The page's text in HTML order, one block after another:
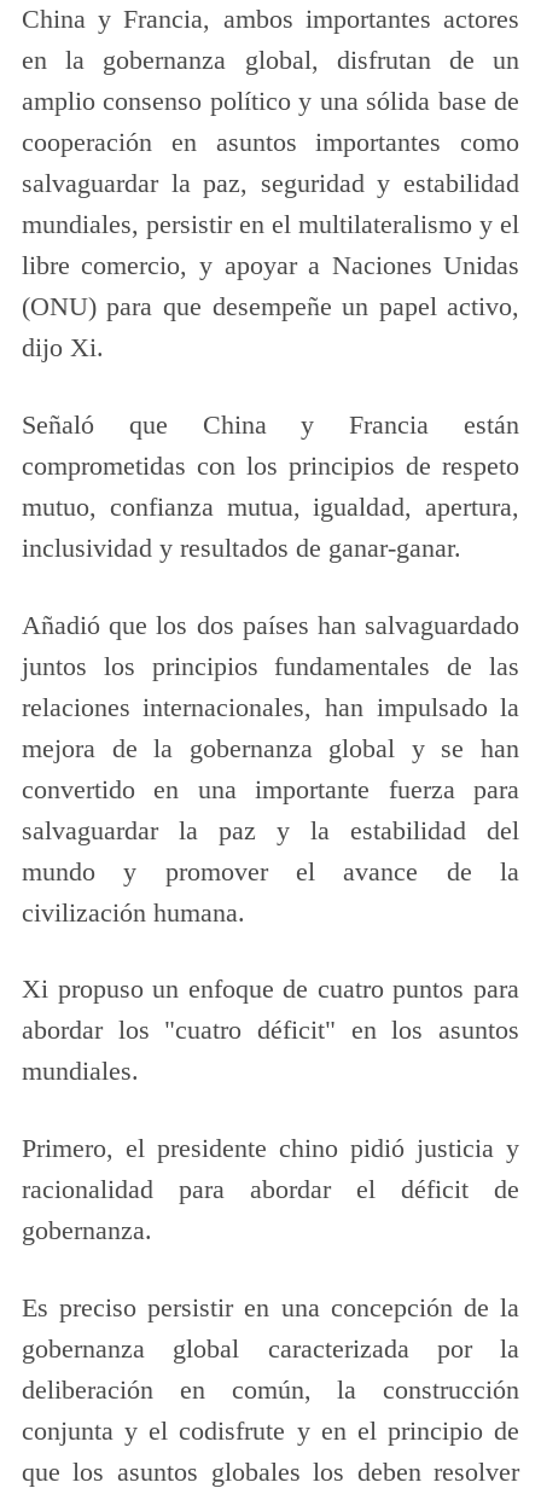
China y Francia, ambos importantes actores
en la gobernanza global, disfrutan de un
amplio consenso político y una sólida base de
cooperación en asuntos importantes como
salvaguardar la paz, seguridad y estabilidad
mundiales, persistir en el multilateralismo y el
libre comercio, y apoyar a Naciones Unidas
(ONU) para que desempeñe un papel activo,
dijo Xi.
Señaló que China y Francia están
comprometidas con los principios de respeto
mutuo, confianza mutua, igualdad, apertura,
inclusividad y resultados de ganar-ganar.
Añadió que los dos países han salvaguardado
juntos los principios fundamentales de las
relaciones internacionales, han impulsado la
mejora de la gobernanza global y se han
convertido en una importante fuerza para
salvaguardar la paz y la estabilidad del
mundo y promover el avance de la
civilización humana.
Xi propuso un enfoque de cuatro puntos para
abordar los "cuatro déficit" en los asuntos
mundiales.
Primero, el presidente chino pidió justicia y
racionalidad para abordar el déficit de
gobernanza.
Es preciso persistir en una concepción de la
gobernanza global caracterizada por la
deliberación en común, la construcción
conjunta y el codisfrute y en el principio de
que los asuntos globales los deben resolver